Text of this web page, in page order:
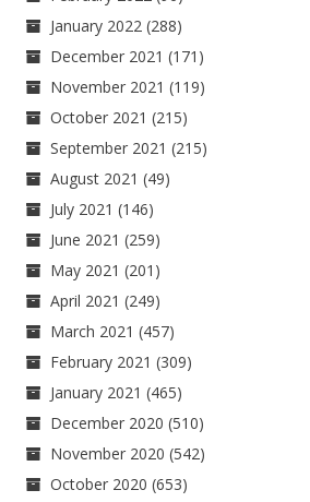
January 2022 (288)
December 2021 (171)
November 2021 (119)
October 2021 (215)
September 2021 (215)
August 2021 (49)
July 2021 (146)
June 2021 (259)
May 2021 (201)
April 2021 (249)
March 2021 (457)
February 2021 (309)
January 2021 (465)
December 2020 (510)
November 2020 (542)
October 2020 (653)